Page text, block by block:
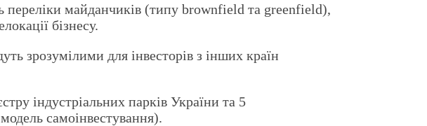
переліки майданчиків (типу brownfield та greenfield),
бізнесу.
зрозумілими для інвесторів з інших країн
індустріальних парків України та 5
самоінвестування).